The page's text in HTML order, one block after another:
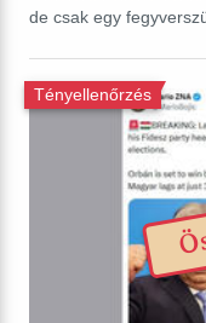
de csak egy
Tényellenőrzés